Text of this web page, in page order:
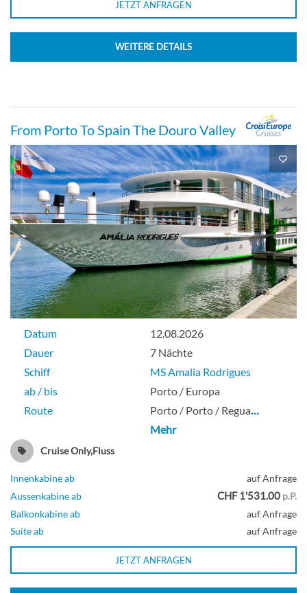
JETZT ANFRAGEN
WEITERE DETAILS
From Porto To Spain The Douro Valley
Datum
12.08.2026
Dauer
7 Nächte
Schiff
MS Amalia Rodrigues
ab / bis
Porto / Europa
Route
Porto / Porto / Regua…
Mehr
Cruise Only,Fluss
Innenkabine ab
auf Anfrage
Aussenkabine ab
CHF 1'531.00 p.P.
Balkonkabine ab
auf Anfrage
Suite ab
auf Anfrage
JETZT ANFRAGEN